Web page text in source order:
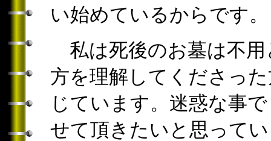
い始めているからです。
私は死後のお墓は不用
方を理解してくださっ
じています。迷惑な事
せて頂きたいと思って